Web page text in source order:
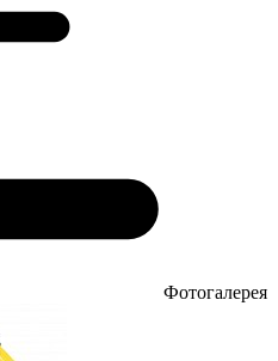
Фотогалерея